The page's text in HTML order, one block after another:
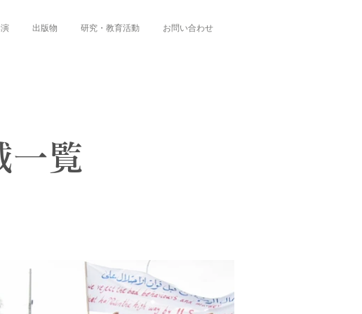
出版物 研究・教育活動 お問い合わせ
一覧